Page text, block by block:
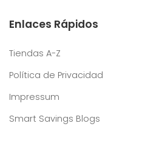
Enlaces Rápidos
Tiendas A-Z
Política de Privacidad
Impressum
Smart Savings Blogs